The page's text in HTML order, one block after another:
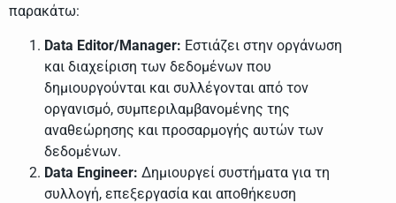
παρακάτω:
Data Editor/Manager: Εστιάζει στην οργάνωση
και διαχείριση των δεδομένων που
δημιουργούνται και συλλέγονται από τον
οργανισμό, συμπεριλαμβανομένης της
αναθεώρησης και προσαρμογής αυτών των
δεδομένων.
Data Engineer: Δημιουργεί συστήματα για τη
συλλογή, επεξεργασία και αποθήκευση